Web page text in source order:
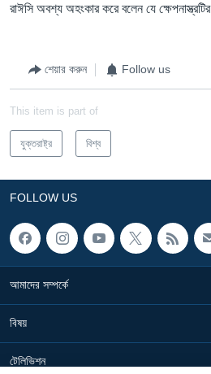
রাঈসি অবশ্য অহংকার করে বলেন যে
শেয়ার করুন Follow us
This item is part of
যুক্তরাষ্ট্র বিশ্ব
FOLLOW US
আমাদের সম্পর্কে
বিষয়
টেলিভিশন